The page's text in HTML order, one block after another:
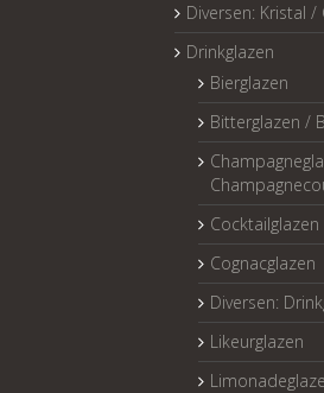
Diversen: Kristal /
Drinkglazen
Bierglazen
Bitterglazen /
Cocktailglazen
Cognacglazen
Diversen:
Likeurglazen